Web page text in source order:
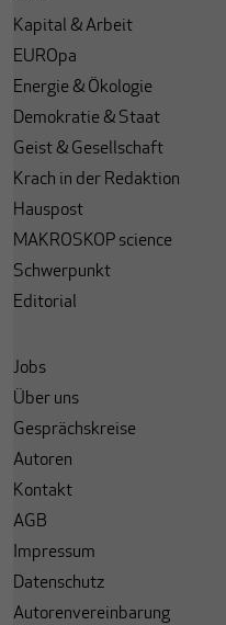
Kapital & Arbeit
EUROpa
Energie & Ökologie
Demokratie & Staat
Geist & Gesellschaft
Krach in der Redaktion
Hauspost
MAKROSKOP science
Schwerpunkt
Editorial
Jobs
Über uns
Gesprächskreise
Autoren
Kontakt
AGB
Impressum
Datenschutz
Autorenvereinbarung